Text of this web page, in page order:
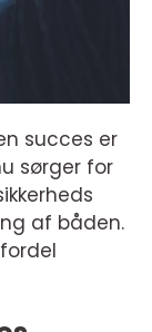
succes er
sørger for
af båden.